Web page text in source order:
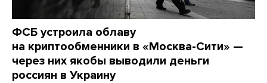
ФСБ устроила облаву
на криптообменники в «Москва-Сити» —
через них якобы выводили деньги
россиян в Украину